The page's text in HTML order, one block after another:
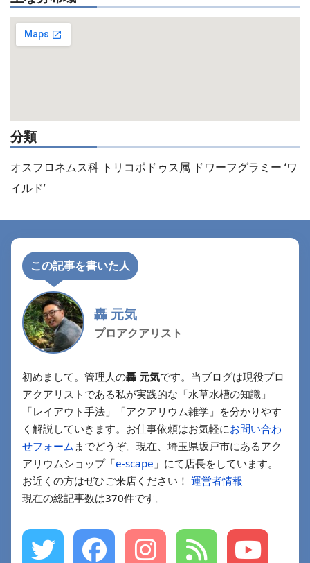
分類
オスフロネムス科 トリコポドゥス属 ドワーフグラミー ‘ワ
イルド’
この記事を書いた人
轟 元気
プロアクアリスト
初めまして。管理人の轟 元気です。当ブログは現役プロ
アクアリストである私が実践的な「水草水槽の知識」
「レイアウト手法」「アクアリウム雑学」を分かりやす
く解説していきます。お仕事依頼はお気軽にお問い合わ
せフォーム までどうぞ。現在、埼玉県坂戸市にあるアク
アリウムショップ「e-scape 」にて店長をしています。
お近くの方はぜひご来店ください！ 運営者情報
現在の総記事数は370件です。